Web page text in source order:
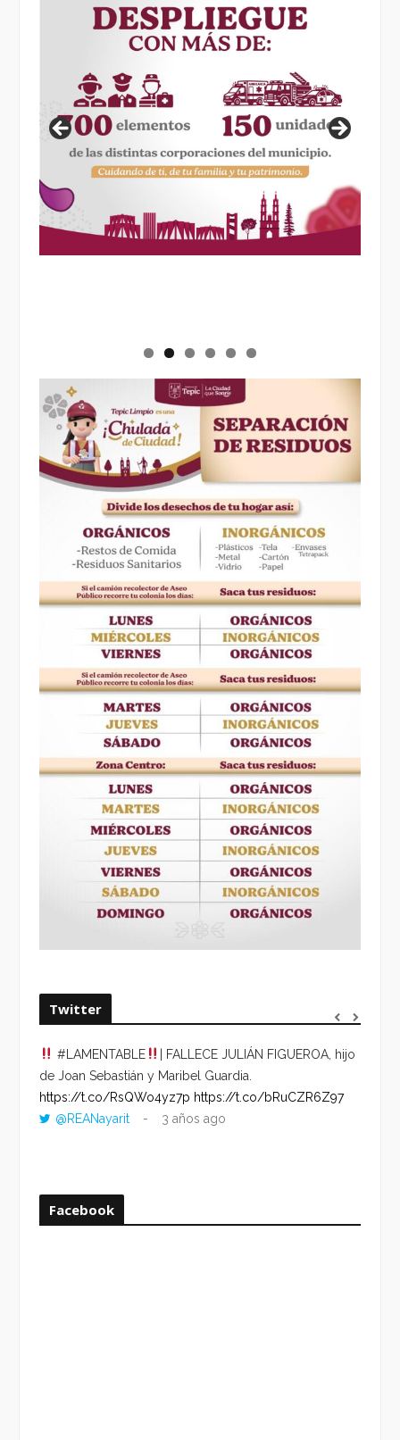
Twitter
#LAMENTABLE
| FALLECE JULIÁN FIGUEROA, hijo
de Joan Sebastián y Maribel Guardia.
https://t.co/RsQWo4yz7p https://t.co/bRuCZR6Z97
@REANayarit
3 años ago
Facebook